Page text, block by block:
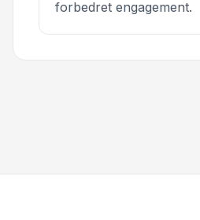
forbedret engagement.